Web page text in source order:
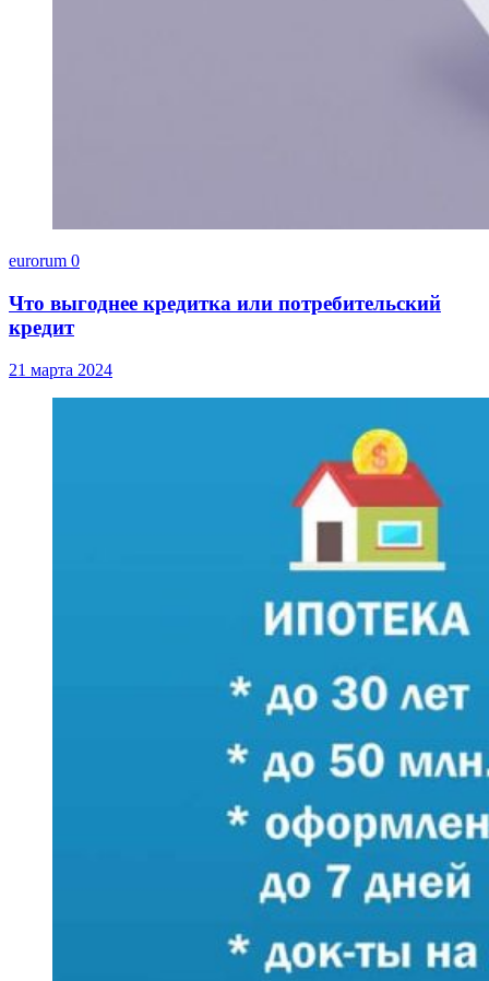
eurorum 0
Что выгоднее кредитка или потребительский
кредит
21 марта 2024